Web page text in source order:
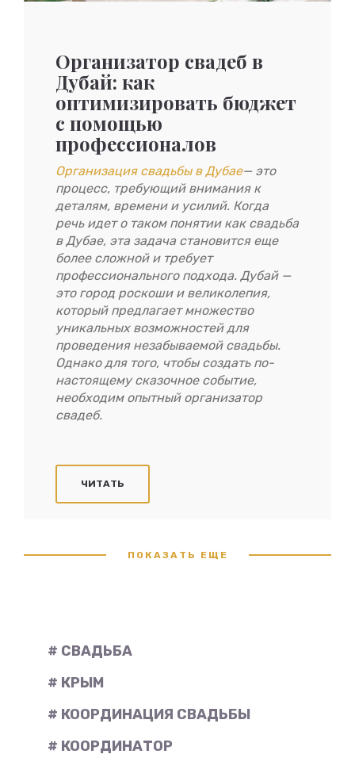
Организатор свадеб в
Дубай: как
оптимизировать бюджет
с помощью
профессионалов
Организация свадьбы в Дубае— это
процесс, требующий внимания к
деталям, времени и усилий. Когда
речь идет о таком понятии как свадьба
в Дубае, эта задача становится еще
более сложной и требует
профессионального подхода. Дубай —
это город роскоши и великолепия,
который предлагает множество
уникальных возможностей для
проведения незабываемой свадьбы.
Однако для того, чтобы создать по-
настоящему сказочное событие,
необходим опытный организатор
свадеб.
ЧИТАТЬ
ПОКАЗАТЬ ЕЩЕ
# СВАДЬБА
# КРЫМ
# КООРДИНАЦИЯ СВАДЬБЫ
# КООРДИНАТОР